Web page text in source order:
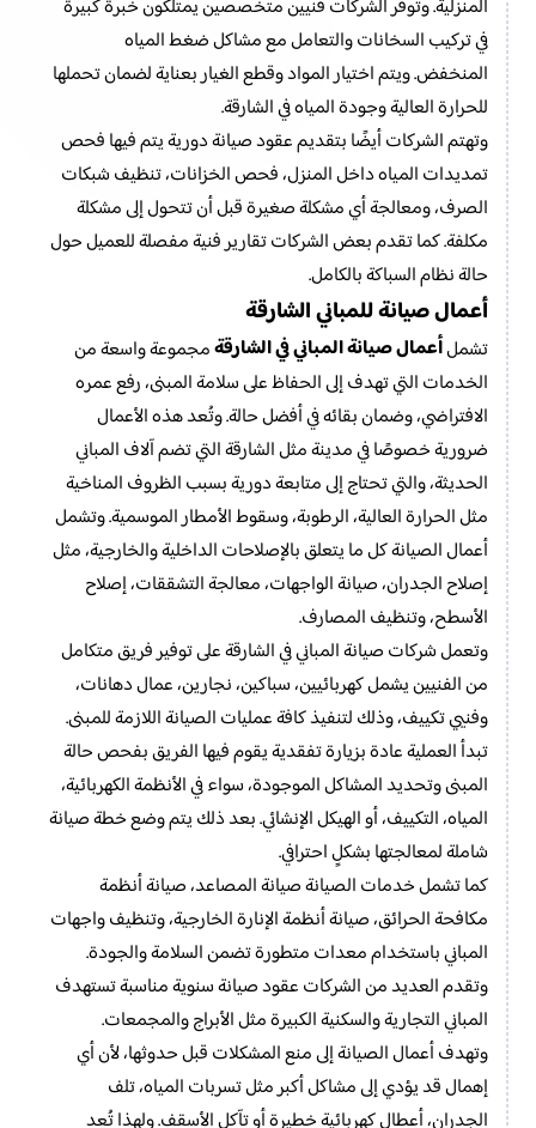
المنزلية. وتوفر الشركات فنيين متخصصين يمتلكون خبرة كبيرة
في تركيب السخانات والتعامل مع مشاكل ضغط المياه
المنخفض. ويتم اختيار المواد وقطع الغيار بعناية لضمان تحملها
للحرارة العالية وجودة المياه في الشارقة.
وتهتم الشركات أيضًا بتقديم عقود صيانة دورية يتم فيها فحص
تمديدات المياه داخل المنزل، فحص الخزانات، تنظيف شبكات
الصرف، ومعالجة أي مشكلة صغيرة قبل أن تتحول إلى مشكلة
مكلفة. كما تقدم بعض الشركات تقارير فنية مفصلة للعميل حول
حالة نظام السباكة بالكامل.
أعمال صيانة للمباني الشارقة
تشملأعمال صيانة المباني في الشارقةمجموعة واسعة من
الخدمات التي تهدف إلى الحفاظ على سلامة المبنى، رفع عمره
الافتراضي، وضمان بقائه في أفضل حالة. وتُعد هذه الأعمال
ضرورية خصوصًا في مدينة مثل الشارقة التي تضم آلاف المباني
الحديثة، والتي تحتاج إلى متابعة دورية بسبب الظروف المناخية
مثل الحرارة العالية، الرطوبة، وسقوط الأمطار الموسمية. وتشمل
أعمال الصيانة كل ما يتعلق بالإصلاحات الداخلية والخارجية، مثل
إصلاح الجدران، صيانة الواجهات، معالجة التشققات، إصلاح
الأسطح، وتنظيف المصارف.
وتعمل شركات صيانة المباني في الشارقة على توفير فريق متكامل
من الفنيين يشمل كهربائيين، سباكين، نجارين، عمال دهانات،
وفنيي تكييف، وذلك لتنفيذ كافة عمليات الصيانة اللازمة للمبنى.
تبدأ العملية عادة بزيارة تفقدية يقوم فيها الفريق بفحص حالة
المبنى وتحديد المشاكل الموجودة، سواء في الأنظمة الكهربائية،
المياه، التكييف، أو الهيكل الإنشائي. بعد ذلك يتم وضع خطة صيانة
شاملة لمعالجتها بشكلٍ احترافي.
كما تشمل خدمات الصيانة صيانة المصاعد، صيانة أنظمة
مكافحة الحرائق، صيانة أنظمة الإنارة الخارجية، وتنظيف واجهات
المباني باستخدام معدات متطورة تضمن السلامة والجودة.
وتقدم العديد من الشركات عقود صيانة سنوية مناسبة تستهدف
المباني التجارية والسكنية الكبيرة مثل الأبراج والمجمعات.
وتهدف أعمال الصيانة إلى منع المشكلات قبل حدوثها، لأن أي
إهمال قد يؤدي إلى مشاكل أكبر مثل تسربات المياه، تلف
الجدران، أعطال كهربائية خطيرة أو تآكل الأسقف. ولهذا تُعد